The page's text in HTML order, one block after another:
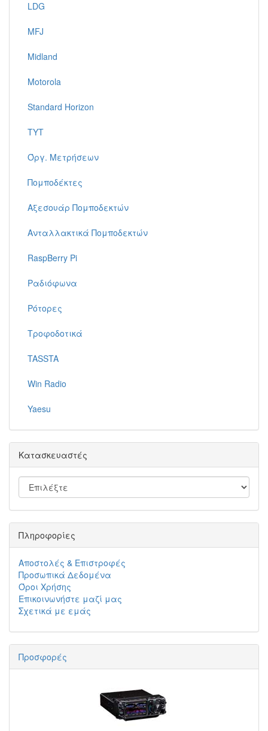
LDG
MFJ
Midland
Motorola
Standard Horizon
TYT
Όργ. Μετρήσεων
Πομποδέκτες
Αξεσουάρ Πομποδεκτών
Ανταλλακτικά Πομποδεκτών
RaspBerry Pi
Ραδιόφωνα
Ρότορες
Τροφοδοτικά
TASSTA
Win Radio
Yaesu
Κατασκευαστές
Πληροφορίες
Αποστολές & Επιστροφές
Προσωπικά Δεδομένα
Όροι Χρήσης
Επικοινωνήστε μαζί μας
Σχετικά με εμάς
Προσφορές